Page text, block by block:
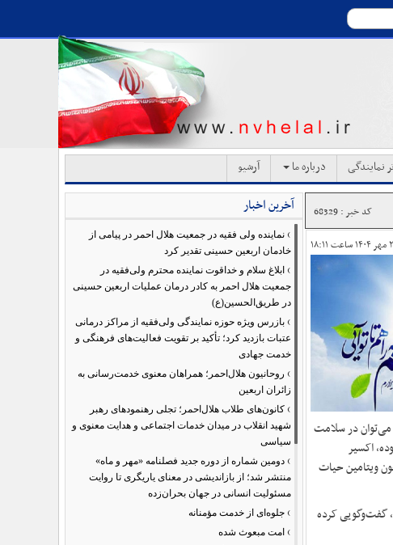
نمایندگی درباره ما آرشیو
کد خبر : 68329
می‌توان در سلامت
اکسیر
ویتامین حیات
گفت‌وگویی کرده
آخرین اخبار
› نماینده ولی فقیه در جمعیت هلال احمر در پیامی از
خادمان اربعین حسینی تقدیر کرد
› ابلاغ سلام و خداقوت نماینده محترم ولی‌فقیه در
جمعیت هلال احمر به کادر درمان عملیات اربعین حسینی
در طریق‌الحسین(ع)
› بازرس ویژه حوزه نمایندگی ولی‌فقیه از مراکز درمانی
عتبات بازدید کرد؛ تأکید بر تقویت فعالیت‌های فرهنگی و
خدمت جهادی
› روحانیون هلال‌احمر؛ همراهان معنوی خدمت‌رسانی به
زائران اربعین
› کانون‌های طلاب هلال‌احمر؛ تجلی رهنمودهای رهبر
شهید انقلاب در میدان خدمات اجتماعی و هدایت معنوی و
سیاسی
› دومین شماره از دوره جدید فصلنامه «مهر و ماه»
منتشر شد؛ از بازاندیشی در معنای یاریگری تا روایت
مسئولیت انسانی در جهان بحران‌زده
› جلوه‌ای از خدمت مؤمنانه
› امت مبعوث شده